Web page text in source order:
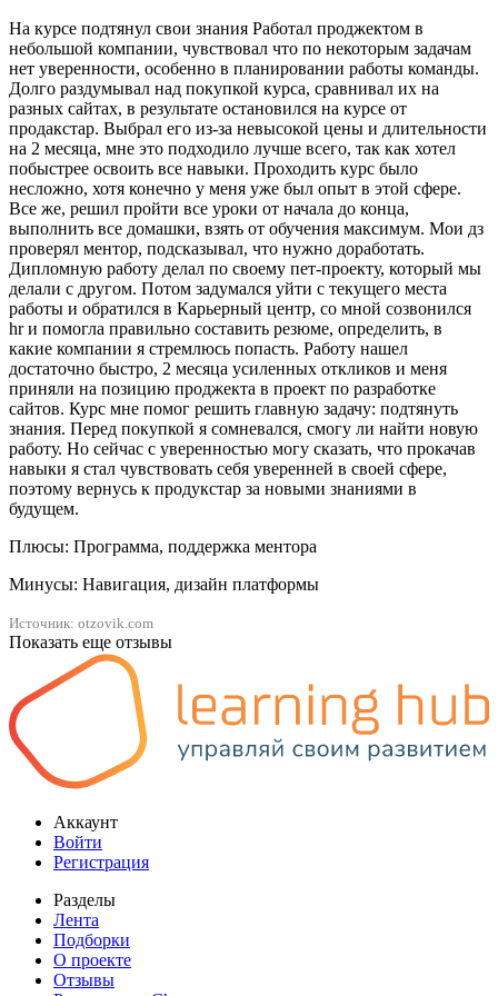
На курсе подтянул свои знания Работал проджектом в
небольшой компании, чувствовал что по некоторым задачам
нет уверенности, особенно в планировании работы команды.
Долго раздумывал над покупкой курса, сравнивал их на
разных сайтах, в результате остановился на курсе от
продакстар. Выбрал его из-за невысокой цены и длительности
на 2 месяца, мне это подходило лучше всего, так как хотел
побыстрее освоить все навыки. Проходить курс было
несложно, хотя конечно у меня уже был опыт в этой сфере.
Все же, решил пройти все уроки от начала до конца,
выполнить все домашки, взять от обучения максимум. Мои дз
проверял ментор, подсказывал, что нужно доработать.
Дипломную работу делал по своему пет-проекту, который мы
делали с другом. Потом задумался уйти с текущего места
работы и обратился в Карьерный центр, со мной созвонился
hr и помогла правильно составить резюме, определить, в
какие компании я стремлюсь попасть. Работу нашел
достаточно быстро, 2 месяца усиленных откликов и меня
приняли на позицию проджекта в проект по разработке
сайтов. Курс мне помог решить главную задачу: подтянуть
знания. Перед покупкой я сомневался, смогу ли найти новую
работу. Но сейчас с уверенностью могу сказать, что прокачав
навыки я стал чувствовать себя уверенней в своей сфере,
поэтому вернусь к продукстар за новыми знаниями в
будущем.
Плюсы: Программа, поддержка ментора
Минусы: Навигация, дизайн платформы
Источник: otzovik.com
Показать еще отзывы
Аккаунт
Войти
Регистрация
Разделы
Лента
Подборки
О проекте
Отзывы